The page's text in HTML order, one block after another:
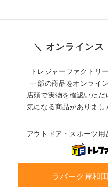
＼ オンラインス
トレジャーファクトリ
一部の商品をオンライ
店頭で実物を確認いただ
気になる商品がありまし
アウトドア・スポーツ
ラパーク岸和